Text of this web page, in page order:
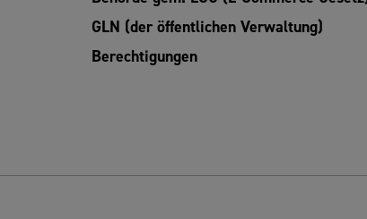
GLN (der öffentlichen Verwaltung)
Berechtigungen